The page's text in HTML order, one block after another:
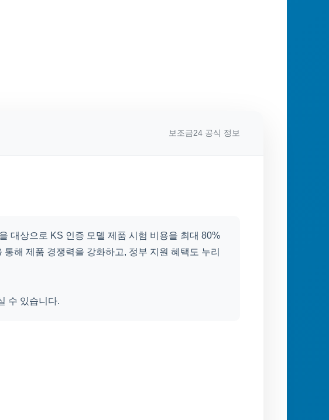
보조금24 공식 정보
대상으로 KS 인증 모델 제품 시험 비용을 최대 80%
해 제품 경쟁력을 강화하고, 정부 지원 혜택도 누리
수 있습니다.